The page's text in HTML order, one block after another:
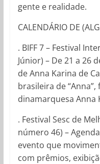
gente e realidade.
CALENDÁRIO DE
. BIFF 7 – Festival
Júnior) – De 21 a 26
de Anna Karina de
brasileira de
dinamarquesa Anna
. Festival Sesc de
número 46) –
evento que
com prêmios,